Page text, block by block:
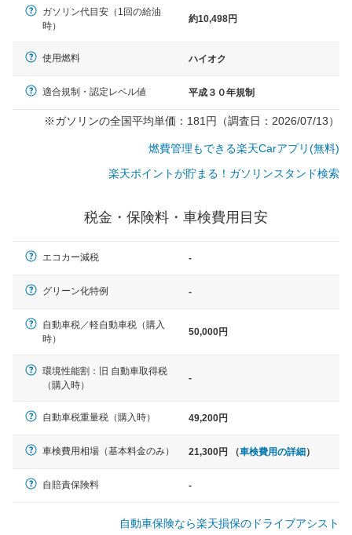
一般的な車体のサイズの目安
軽自動車
ノア、セレナ、プリウス、カロー
ガソリン代目安（1回の給油
時）
約10,498円
使用燃料 ハイオク
適合規制・認定レベル値 平成３０年規制
※ガソリンの全国平均単価：181円（調査日：2026/07/13）
燃費管理もできる楽天Carアプリ(無料)
楽天ポイントが貯まる！ガソリンスタンド検索
税金・保険料・車検費用目安
エコカー減税 -
グリーン化特例 -
自動車税／軽自動車税（購入
時）
50,000円
環境性能割：旧 自動車取得税
（購入時）
-
自動車税重量税（購入時） 49,200円
車検費用相場（基本料金のみ） 21,300円 （車検費用の詳細）
自賠責保険料 -
自動車保険なら楽天損保のドライブアシスト